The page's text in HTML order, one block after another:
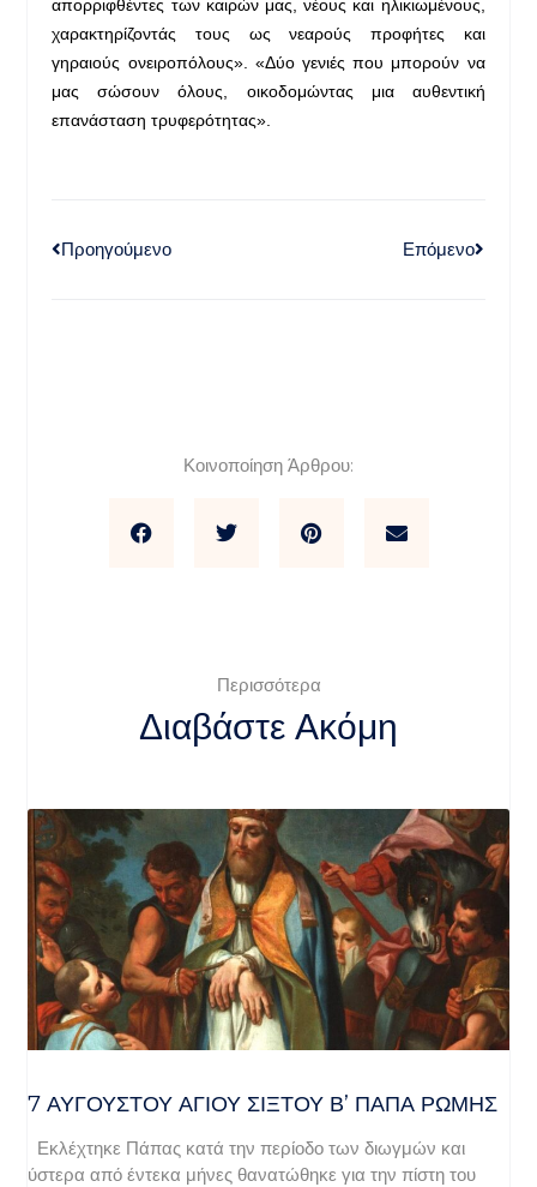
απορριφθέντες των καιρών μας, νέους και ηλικιωμένους,
χαρακτηρίζοντάς τους ως νεαρούς προφήτες και
γηραιούς ονειροπόλους». «Δύο γενιές που μπορούν να
μας σώσουν όλους, οικοδομώντας μια αυθεντική
επανάσταση τρυφερότητας».
Προηγούμενο Επόμενο
Κοινοποίηση Άρθρου:
Περισσότερα
Διαβάστε Ακόμη
7 ΑΥΓΟΥΣΤΟΥ ΑΓΙΟΥ ΣΙΞΤΟΥ Β’ ΠΑΠΑ ΡΩΜΗΣ
Εκλέχτηκε Πάπας κατά την περίοδο των διωγμών και
ύστερα από έντεκα μήνες θανατώθηκε για την πίστη του